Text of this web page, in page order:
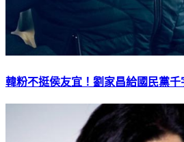
韓粉不挺侯友宜！劉家昌給國民黨